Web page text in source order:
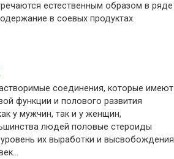
естественным образом в ряде
в соевых продуктах.
соединения, которые имеют
функции и полового развития
у мужчин, так и у женщин,
людей половые стероиды
их выработки и высвобождения